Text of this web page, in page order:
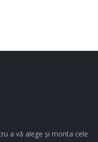
a vă alege și monta cele